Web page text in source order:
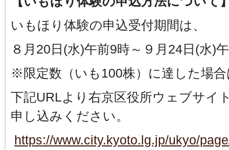
いもほり体験の申込受付期間は、
８月20日(水)午前9時～９月24日(水)
※限定数（いも100株）に達した場
下記URLより右京区役所ウェブサイ
申し込みください。
https://www.city.kyoto.lg.jp/ukyo/